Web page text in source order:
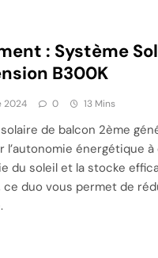
: Système
B300K
2024 0 13 Mins
de balcon 2ème
énergétique
du soleil et la stocke
duo vous permet de